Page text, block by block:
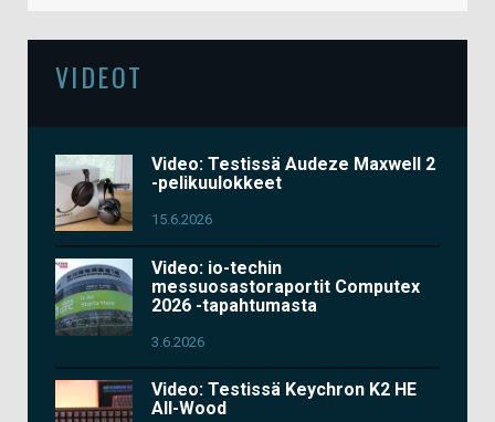
VIDEOT
Video: Testissä Audeze Maxwell 2
-pelikuulokkeet
15.6.2026
Video: io-techin
messuosastoraportit Computex
2026 -tapahtumasta
3.6.2026
Video: Testissä Keychron K2 HE
All-Wood